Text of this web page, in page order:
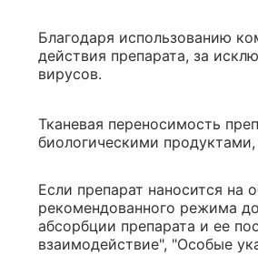
Благодаря использованию
действия препарата, за
вирусов.
Тканевая переносимость
биологическими
Если препарат наносится
рекомендованного режима
абсорбции препарата и ее
взаимодействие", "Особые